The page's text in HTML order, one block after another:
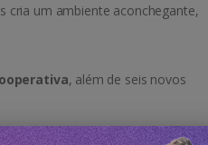
cria um ambiente aconchegante,
, além de seis novos